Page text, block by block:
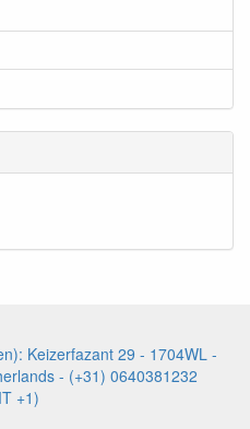
Keizerfazant 29 - 1704WL -
- (+31) 0640381232
+1)